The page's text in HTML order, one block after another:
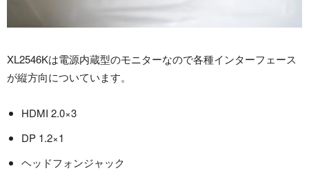
XL2546Kは電源内蔵型のモニターなので各種インターフェース
が縦方向についています。
HDMI 2.0×3
DP 1.2×1
ヘッドフォンジャック